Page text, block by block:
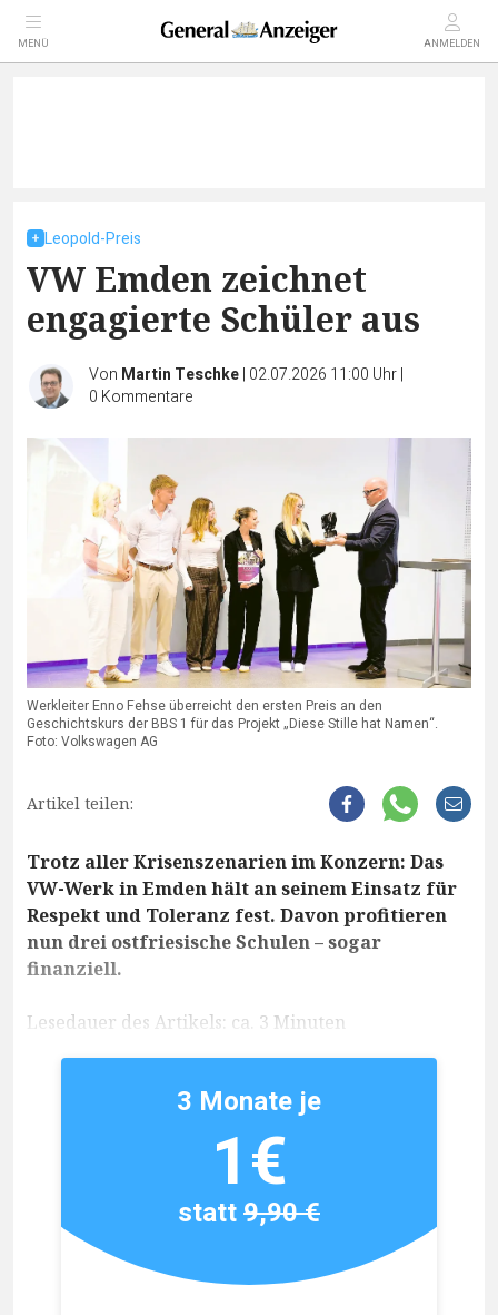
MENÜ ANMELDEN
Leopold-Preis
VW Emden zeichnet
engagierte Schüler aus
Von Martin Teschke| 02.07.2026 11:00 Uhr|
0 Kommentare
Werkleiter Enno Fehse überreicht den ersten Preis an den
Geschichtskurs der BBS 1 für das Projekt „Diese Stille hat Namen“.
Foto: Volkswagen AG
Artikel teilen:
Trotz aller Krisenszenarien im Konzern: Das
VW-Werk in Emden hält an seinem Einsatz für
Respekt und Toleranz fest. Davon profitieren
nun drei ostfriesische Schulen – sogar
finanziell.
Lesedauer des Artikels: ca. 3 Minuten
3 Monate je
1€
statt9,90 €